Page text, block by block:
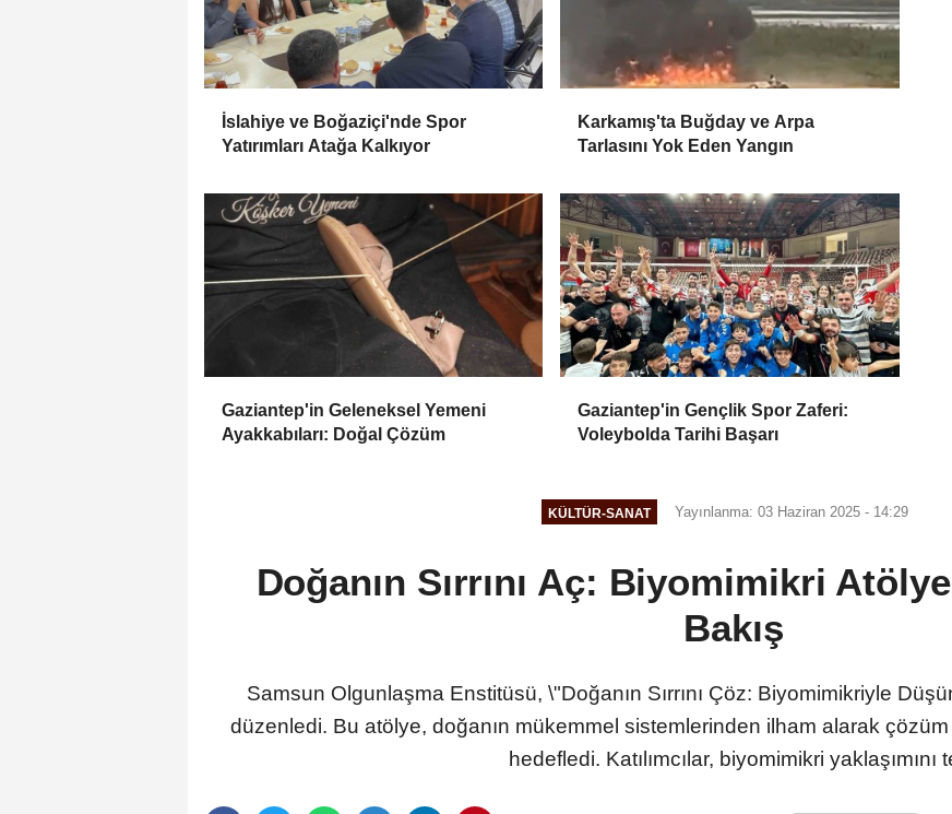
İslahiye ve Boğaziçi'nde Spor
Yatırımları Atağa Kalkıyor
Karkamış'ta Buğday ve Arpa
Tarlasını Yok Eden Yangın
Gaziantep'in Geleneksel Yemeni
Ayakkabıları: Doğal Çözüm
Gaziantep'in Gençlik Spor Zaferi:
Voleybolda Tarihi Başarı
KÜLTÜR-SANAT Yayınlanma: 03 Haziran 2025 - 14:29
Doğanın Sırrını Aç: Biyomimikri
Bakış
Samsun Olgunlaşma Enstitüsü, \"Doğanın Sırrını Çöz: Biyomimikriyle
düzenledi. Bu atölye, doğanın mükemmel sistemlerinden ilham alarak
hedefledi. Katılımcılar, biyomimikri yaklaşımını